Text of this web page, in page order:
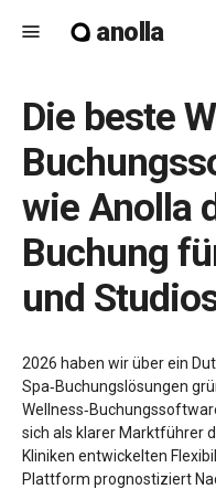
menu anolla
Die beste Wellness-
wie Anolla
Buchung
und
2026 haben wir über ein
Spa‑Buchungslösungen
sich als klarer Marktführer
Kliniken entwickelten
Plattform prognostiziert